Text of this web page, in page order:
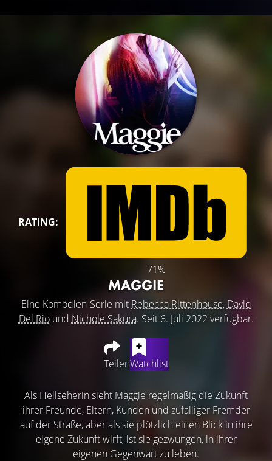
RATING:
71%
MAGGIE
Eine Komödien-Serie mit Rebecca Rittenhouse, David
Del Riound Nichole Sakura. Seit 6. Juli 2022 verfügbar.
TeilenWatchlist
Als Hellseherin sieht Maggie regelmäßig die Zukunft
ihrer Freunde, Eltern, Kunden und zufälliger Fremder
auf der Straße, aber als sie plötzlich einen Blick in ihre
eigene Zukunft wirft, ist sie gezwungen, in ihrer
eigenen Gegenwart zu leben.